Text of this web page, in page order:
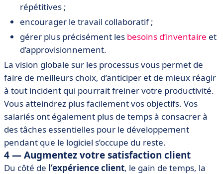
répétitives ;
encourager le travail collaboratif ;
gérer plus précisément les besoins d’inventaire et
d’approvisionnement.
La vision globale sur les processus vous permet de
faire de meilleurs choix, d’anticiper et de mieux réagir
à tout incident qui pourrait freiner votre productivité.
Vous atteindrez plus facilement vos objectifs. Vos
salariés ont également plus de temps à consacrer à
des tâches essentielles pour le développement
pendant que le logiciel s’occupe du reste.
4 — Augmentez votre satisfaction client
Du côté de l’expérience client, le gain de temps, la